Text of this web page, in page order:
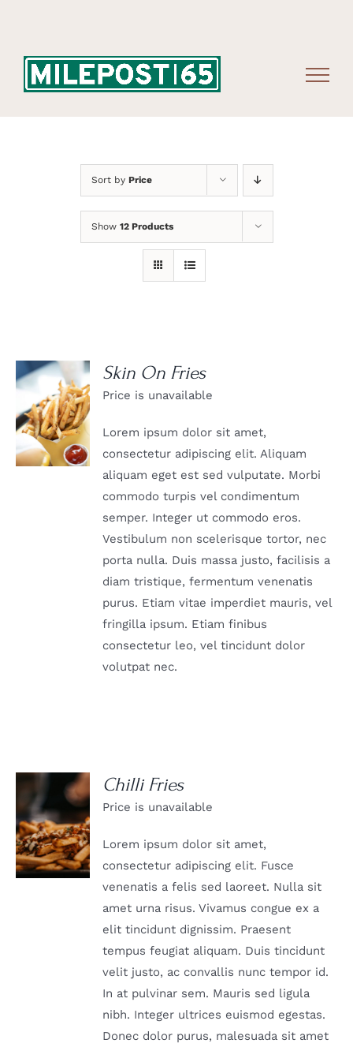
Sort by Price
Show 12 Products
DETAILS
Skin On Fries
Price is unavailable
Lorem ipsum dolor sit amet,
consectetur adipiscing elit. Aliquam
aliquam eget est sed vulputate. Morbi
commodo turpis vel condimentum
semper. Integer ut commodo eros.
Vestibulum non scelerisque tortor, nec
porta nulla. Duis massa justo, facilisis a
diam tristique, fermentum venenatis
purus. Etiam vitae imperdiet mauris, vel
fringilla ipsum. Etiam finibus
consectetur leo, vel tincidunt dolor
volutpat nec.
DETAILS
Chilli Fries
Price is unavailable
Lorem ipsum dolor sit amet,
consectetur adipiscing elit. Fusce
venenatis a felis sed laoreet. Nulla sit
amet urna risus. Vivamus congue ex a
elit tincidunt dignissim. Praesent
tempus feugiat aliquam. Duis tincidunt
velit justo, ac convallis nunc tempor id.
In at pulvinar sem. Mauris sed ligula
nibh. Integer ultrices euismod egestas.
Donec dolor purus, malesuada sit amet